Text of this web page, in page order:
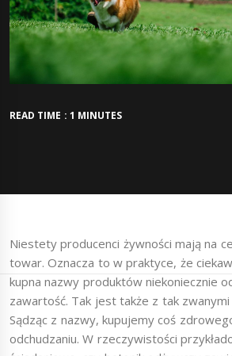
READ TIME : 1 MINUTES
Niestety producenci żywności mają na
towar. Oznacza to w praktyce, że
kupna nazwy produktów niekoniecznie
zawartość. Tak jest także z tak
Sądząc z nazwy, kupujemy coś
odchudzaniu. W rzeczywistości